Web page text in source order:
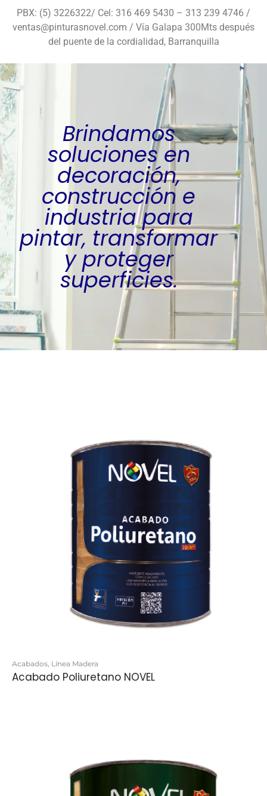
PBX: (5) 3226322/ Cel: 316 469 5430 – 313 239 4746 /
ventas@pinturasnovel.com / Vía Galapa 300Mts después
del puente de la cordialidad, Barranquilla
Brindamos
soluciones en
decoración,
construcción e
industria para
pintar, transformar
y proteger
superficies.
Acabados, Línea Madera
Acabado Poliuretano NOVEL